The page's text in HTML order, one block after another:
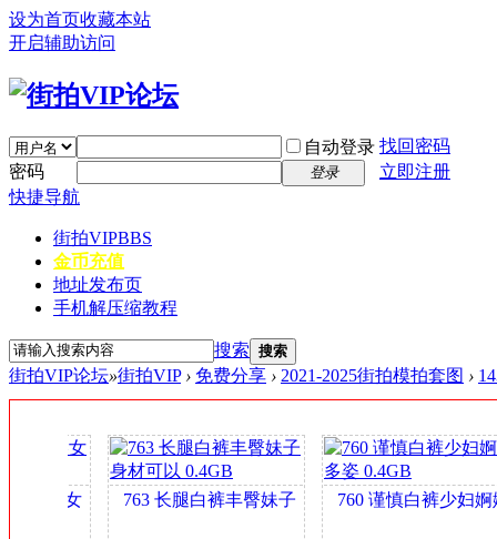
设为首页收藏本站
开启辅助访问
自动登录 找回密码
密码
登录
立即注册
快捷导航
街拍VIPBBS
金币充值
地址发布页
手机解压缩教程
搜索 搜索
街拍VIP论坛»街拍VIP › 免费分享 › 2021-2025街拍模拍套图 ›
763 长腿白裤丰臀妹子
760 谨慎白裤少妇婀娜